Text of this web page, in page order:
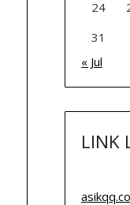
24
31
« Jul
LINK